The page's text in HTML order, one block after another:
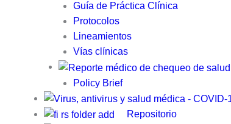
Guía de Práctica Clínica​
Protocolos
Lineamientos
Vías clínicas
Policy Brief
Repositorio